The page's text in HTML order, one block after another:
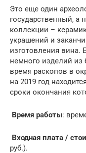
Это еще один
государственный, а
коллекции –
украшений и
изготовления вина.
немного изделий
время раскопов в
на 2019 год
сроки окончания
Время работы:
Входная плата /
руб.).